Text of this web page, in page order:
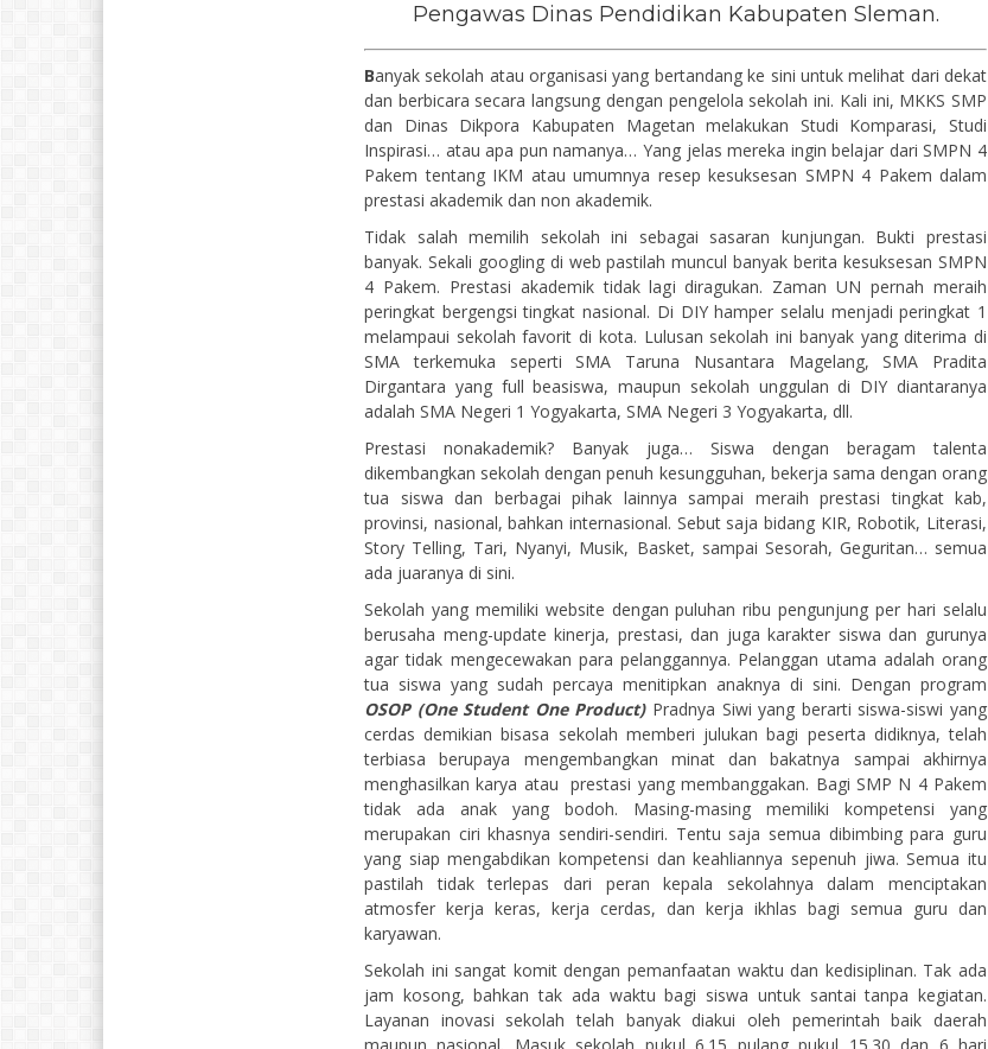
Pengawas Dinas Pendidikan Kabupaten Sleman.
Banyak sekolah atau organisasi yang bertandang ke sini untuk melihat dari dekat
dan berbicara secara langsung dengan pengelola sekolah ini. Kali ini, MKKS SMP
dan Dinas Dikpora Kabupaten Magetan melakukan Studi Komparasi, Studi
Inspirasi… atau apa pun namanya… Yang jelas mereka ingin belajar dari SMPN 4
Pakem tentang IKM atau umumnya resep kesuksesan SMPN 4 Pakem dalam
prestasi akademik dan non akademik.
Tidak salah memilih sekolah ini sebagai sasaran kunjungan. Bukti prestasi
banyak. Sekali googling di web pastilah muncul banyak berita kesuksesan SMPN
4 Pakem. Prestasi akademik tidak lagi diragukan. Zaman UN pernah meraih
peringkat bergengsi tingkat nasional. Di DIY hamper selalu menjadi peringkat 1
melampaui sekolah favorit di kota. Lulusan sekolah ini banyak yang diterima di
SMA terkemuka seperti SMA Taruna Nusantara Magelang, SMA Pradita
Dirgantara yang full beasiswa, maupun sekolah unggulan di DIY diantaranya
adalah SMA Negeri 1 Yogyakarta, SMA Negeri 3 Yogyakarta, dll.
Prestasi nonakademik? Banyak juga… Siswa dengan beragam talenta
dikembangkan sekolah dengan penuh kesungguhan, bekerja sama dengan orang
tua siswa dan berbagai pihak lainnya sampai meraih prestasi tingkat kab,
provinsi, nasional, bahkan internasional. Sebut saja bidang KIR, Robotik, Literasi,
Story Telling, Tari, Nyanyi, Musik, Basket, sampai Sesorah, Geguritan… semua
ada juaranya di sini.
Sekolah yang memiliki website dengan puluhan ribu pengunjung per hari selalu
berusaha meng-update kinerja, prestasi, dan juga karakter siswa dan gurunya
agar tidak mengecewakan para pelanggannya. Pelanggan utama adalah orang
tua siswa yang sudah percaya menitipkan anaknya di sini. Dengan program
OSOP (One Student One Product)Pradnya Siwi yang berarti siswa-siswi yang
cerdas demikian bisasa sekolah memberi julukan bagi peserta didiknya, telah
terbiasa berupaya mengembangkan minat dan bakatnya sampai akhirnya
menghasilkan karya atau prestasi yang membanggakan. Bagi SMP N 4 Pakem
tidak ada anak yang bodoh. Masing-masing memiliki kompetensi yang
merupakan ciri khasnya sendiri-sendiri. Tentu saja semua dibimbing para guru
yang siap mengabdikan kompetensi dan keahliannya sepenuh jiwa. Semua itu
pastilah tidak terlepas dari peran kepala sekolahnya dalam menciptakan
atmosfer kerja keras, kerja cerdas, dan kerja ikhlas bagi semua guru dan
karyawan.
Sekolah ini sangat komit dengan pemanfaatan waktu dan kedisiplinan. Tak ada
jam kosong, bahkan tak ada waktu bagi siswa untuk santai tanpa kegiatan.
Layanan inovasi sekolah telah banyak diakui oleh pemerintah baik daerah